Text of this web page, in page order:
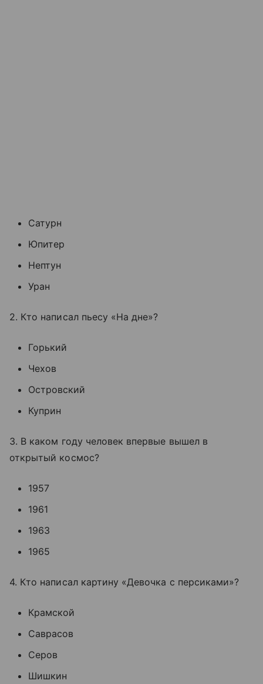
Сатурн
Юпитер
Нептун
Уран
2. Кто написал пьесу «На дне»?
Горький
Чехов
Островский
Куприн
3. В каком году человек впервые вышел в
открытый космос?
1957
1961
1963
1965
4. Кто написал картину «Девочка с персиками»?
Крамской
Саврасов
Серов
Шишкин